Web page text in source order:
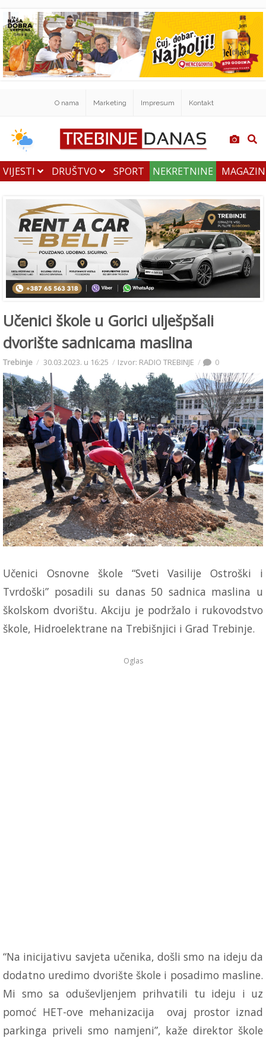
O nama Marketing Impresum Kontakt
VIJESTI DRUŠTVO SPORT NEKRETNINE
Učenici škole u Gorici ulješpšali
dvorište sadnicama maslina
Trebinje 30.03.2023. u 16:25 Izvor: RADIO TREBINJE 0
Učenici Osnovne škole “Sveti Vasilije Ostroški i
Tvrdoški” posadili su danas 50 sadnica maslina u
školskom dvorištu. Akciju je podržalo i rukovodstvo
škole, Hidroelektrane na Trebišnjici i Grad Trebinje.
Oglas
“Na inicijativu savjeta učenika, došli smo na ideju da
dodatno uredimo dvorište škole i posadimo masline.
Mi smo sa oduševljenjem prihvatili tu ideju i uz
pomoć HET-ove mehanizacija ovaj prostor iznad
parkinga priveli smo namjeni”, kaže direktor škole